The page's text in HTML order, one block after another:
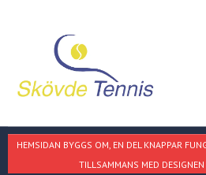
HEMSIDAN BYGGS OM, EN DEL KNAPPAR
TILLSAMMANS MED